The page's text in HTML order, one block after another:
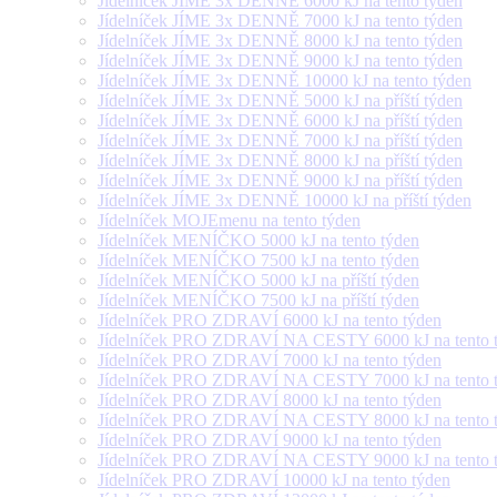
Jídelníček JÍME 3x DENNĚ 7000 kJ na tento týden
Jídelníček JÍME 3x DENNĚ 8000 kJ na tento týden
Jídelníček JÍME 3x DENNĚ 9000 kJ na tento týden
Jídelníček JÍME 3x DENNĚ 10000 kJ na tento týden
Jídelníček JÍME 3x DENNĚ 5000 kJ na příští týden
Jídelníček JÍME 3x DENNĚ 6000 kJ na příští týden
Jídelníček JÍME 3x DENNĚ 7000 kJ na příští týden
Jídelníček JÍME 3x DENNĚ 8000 kJ na příští týden
Jídelníček JÍME 3x DENNĚ 9000 kJ na příští týden
Jídelníček JÍME 3x DENNĚ 10000 kJ na příští týden
Jídelníček MOJEmenu na tento týden
Jídelníček MENÍČKO 5000 kJ na tento týden
Jídelníček MENÍČKO 7500 kJ na tento týden
Jídelníček MENÍČKO 5000 kJ na příští týden
Jídelníček MENÍČKO 7500 kJ na příští týden
Jídelníček PRO ZDRAVÍ 6000 kJ na tento týden
Jídelníček PRO ZDRAVÍ NA CESTY 6000 kJ na tento
Jídelníček PRO ZDRAVÍ 7000 kJ na tento týden
Jídelníček PRO ZDRAVÍ NA CESTY 7000 kJ na tento
Jídelníček PRO ZDRAVÍ 8000 kJ na tento týden
Jídelníček PRO ZDRAVÍ NA CESTY 8000 kJ na tento
Jídelníček PRO ZDRAVÍ 9000 kJ na tento týden
Jídelníček PRO ZDRAVÍ NA CESTY 9000 kJ na tento
Jídelníček PRO ZDRAVÍ 10000 kJ na tento týden